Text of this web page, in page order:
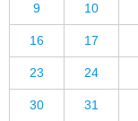
9 10
16 17
23 24
30 31